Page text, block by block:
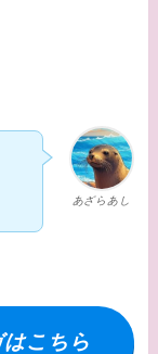
あざらあし
こちら